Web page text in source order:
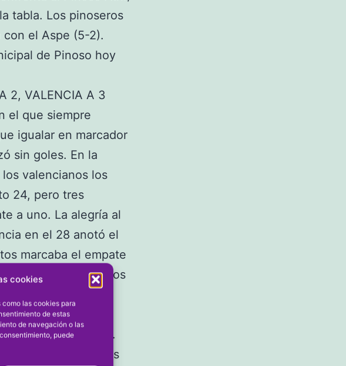
cookies
las cookies para
de estas
de navegación o las
puede
tabla. Los pinoseros
el Aspe (5-2).
de Pinoso hoy
2, VALENCIA A 3
el que siempre
igualar en marcador
sin goles. En la
valencianos los
24, pero tres
a uno. La alegría al
en el 28 anotó el
marcaba el empate
y a falta de dos
de la categoría.
que estuvo más